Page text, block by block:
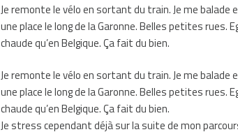
Je remonte le vélo en sortant du train. Je me
une place le long de la Garonne. Belles petites rues.
chaude qu’en Belgique. Ça fait du bien.
Je remonte le vélo en sortant du train. Je me
une place le long de la Garonne. Belles petites rues.
chaude qu’en Belgique. Ça fait du bien.
Je stress cependant déjà sur la suite de mon